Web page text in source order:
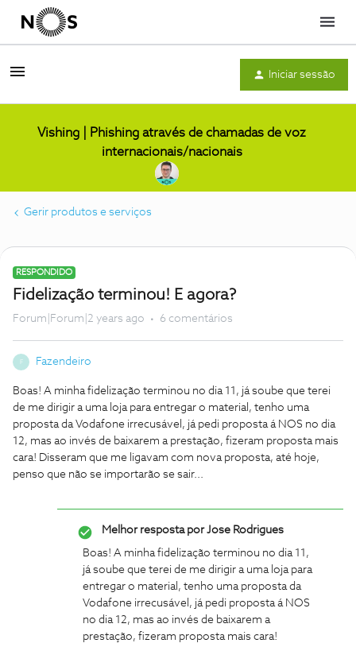
Menu
Iniciar sessão
Vishing | Phishing através de chamadas de voz
internacionais/nacionais
Gerir produtos e serviços
RESPONDIDO
Fidelização terminou! E agora?
Forum|Forum|2 years ago 6 comentários
F Fazendeiro
Boas! A minha fidelização terminou no dia 11, já soube que terei
de me dirigir a uma loja para entregar o material, tenho uma
proposta da Vodafone irrecusável, já pedi proposta á NOS no dia
12, mas ao invés de baixarem a prestação, fizeram proposta mais
cara! Disseram que me ligavam com nova proposta, até hoje,
penso que não se importarão se sair...
Melhor resposta porJose Rodrigues
Boas! A minha fidelização terminou no dia 11,
já soube que terei de me dirigir a uma loja para
entregar o material, tenho uma proposta da
Vodafone irrecusável, já pedi proposta á NOS
no dia 12, mas ao invés de baixarem a
prestação, fizeram proposta mais cara!